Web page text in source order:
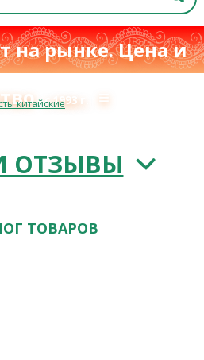
на рынке. Цена и
с 1993 г. ≡
китайские
ОТЗЫВЫ
ТОВАРОВ